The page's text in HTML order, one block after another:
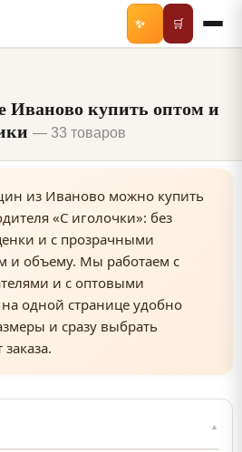
✨ 🛒
Иваново купить оптом и
— 33 товаров
из Иваново можно купить
«С иголочки»: без
и с прозрачными
и объему. Мы работаем с
и с оптовыми
одной странице удобно
и сразу выбрать
▲